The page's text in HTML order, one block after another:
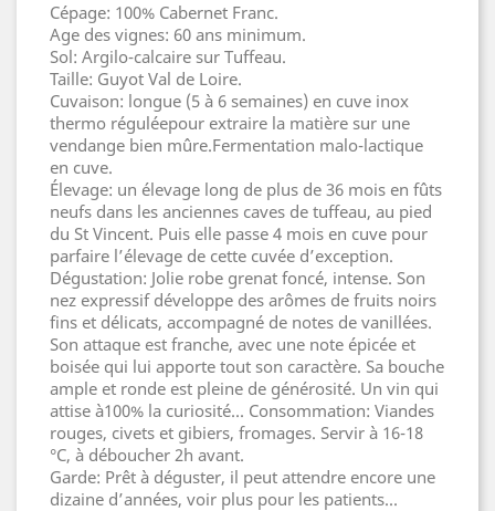
Cépage: 100% Cabernet Franc.
Age des vignes: 60 ans minimum.
Sol: Argilo-calcaire sur Tuffeau.
Taille: Guyot Val de Loire.
Cuvaison: longue (5 à 6 semaines) en cuve inox
thermo réguléepour extraire la matière sur une
vendange bien mûre.Fermentation malo-lactique
en cuve.
Élevage: un élevage long de plus de 36 mois en fûts
neufs dans les anciennes caves de tuffeau, au pied
du St Vincent. Puis elle passe 4 mois en cuve pour
parfaire l’élevage de cette cuvée d’exception.
Dégustation: Jolie robe grenat foncé, intense. Son
nez expressif développe des arômes de fruits noirs
fins et délicats, accompagné de notes de vanillées.
Son attaque est franche, avec une note épicée et
boisée qui lui apporte tout son caractère. Sa bouche
ample et ronde est pleine de générosité. Un vin qui
attise à100% la curiosité... Consommation: Viandes
rouges, civets et gibiers, fromages. Servir à 16-18
°C, à déboucher 2h avant.
Garde: Prêt à déguster, il peut attendre encore une
dizaine d’années, voir plus pour les patients...